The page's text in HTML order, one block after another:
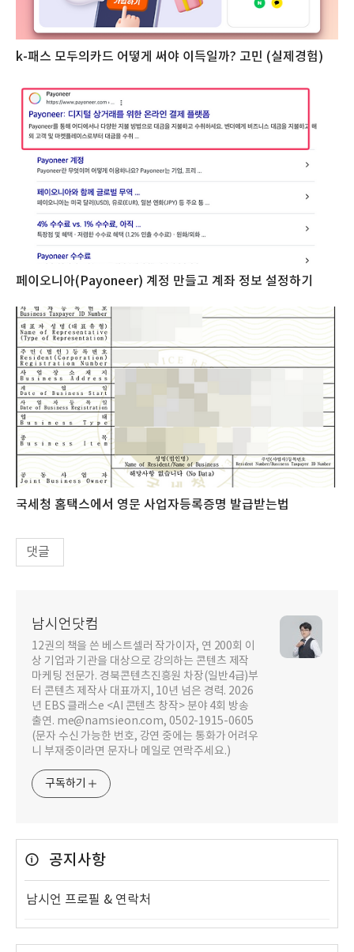
k-패스 모두의카드 어떻게 써야 이득일까? 고민 (실제경험)
페이오니아(Payoneer) 계정 만들고 계좌 정보 설정하기
국세청 홈택스에서 영문 사업자등록증명 발급받는법
댓글
남시언닷컴
12권의 책을 쓴 베스트셀러 작가이자, 연 200회 이
상 기업과 기관을 대상으로 강의하는 콘텐츠 제작
마케팅 전문가. 경북콘텐츠진흥원 차장(일반4급)부
터 콘텐츠 제작사 대표까지, 10년 넘은 경력. 2026
년 EBS 클래스e <AI 콘텐츠 창작> 분야 4회 방송
출연. me@namsieon.com, 0502-1915-0605
(문자 수신 가능한 번호, 강연 중에는 통화가 어려우
니 부재중이라면 문자나 메일로 연락주세요.)
구독하기
공지사항
남시언 프로필 & 연락처